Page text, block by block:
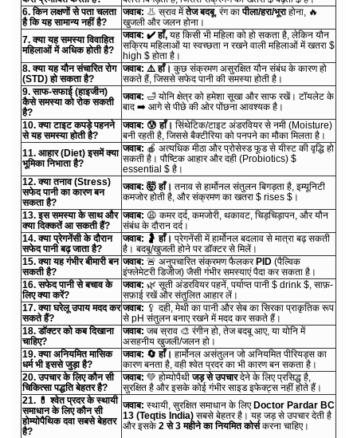
6. किन लक्षणों से पता चलता
है कि यह सामान्य नहीं है?
जवाब: 👃 स्राव मेंतेज बदबू, रंग कापीला/हरा/भूराहोना, 🔥
खुजली और जलन होना।
7. क्या यह समस्या विवाहित
महिलाओं में अधिक होती है?
जवाब: ✔️ हाँ, यह किसी भी महिला को हो सकता है, लेकिन यौन
सक्रिय महिलाओं या स्वच्छता न रखने वाली महिलाओं में खतरा $
high $ होता है।
8. क्या यह यौन संचारित रोग
(STD) हो सकता है?
जवाब: ⚠️ हाँ। कुछ संक्रमण असुरक्षित यौन संबंध के कारण हो
सकते हैं, जिससे सफेद पानी की समस्या होती है।
9. साफ-सफाई (हाइजीन)
कैसे समस्या को रोक सकती
है?
जवाब: 🛁 योनि क्षेत्र को हमेशा सूखा और साफ रखें। टॉयलेट के
बाद ➡️ आगे से पीछे की ओर पोंछना आवश्यक है।
10. क्या टाइट कपड़े पहनने
से यह समस्या होती है?
जवाब: 😰 हाँ। सिंथेटिक/टाइट अंडरवियर से नमी (Moisture)
बनी रहती है, जिससे बैक्टीरिया को पनपने का मौका मिलता है।
11. आहार (Diet) इसमें क्या
भूमिका निभाता है?
जवाब: 🍎 अत्यधिक मीठा और प्रोसेस्ड फूड से यीस्ट की वृद्धि हो
सकती है। पौष्टिक आहार और दही (Probiotics) $
essential $ है।
12. क्या तनाव (Stress)
सफेद पानी का कारण बन
सकता है?
जवाब: 🤯 हाँ। तनाव से हार्मोनल संतुलन बिगड़ता है, इम्यूनिटी
कमजोर होती है, और संक्रमण का खतरा $ rises $।
13. इस समस्या के साथ और
क्या दिक्कतें आ सकती हैं?
जवाब: 😩 कमर दर्द, कमजोरी, थकावट, चिड़चिड़ापन, और यौन
संबंध के दौरान दर्द।
14. क्या प्रेगनेंसी के दौरान
सफेद पानी बढ़ जाता है?
जवाब: 🤰 हाँ। प्रेगनेंसी में हार्मोनल बदलाव से मात्रा बढ़ सकती
है। बदबू/खुजली होने पर डॉक्टर से मिलें।
15. क्या यह गंभीर बीमारी बन
सकती है?
जवाब: 🚨 अनुपचारित संक्रमण फैलकरPID (पैल्विक
इंफ्लेमेटरी डिजीज) जैसी गंभीर समस्याएं पैदा कर सकता है।
16. सफेद पानी से बचाव के
लिए क्या करें?
जवाब: 🌿 सूती अंडरवियर पहनें, पर्याप्त पानी $ drink $, साफ़-
सफ़ाई रखें और संतुलित आहार लें।
17. क्या घरेलू उपाय मदद कर
सकते हैं?
जवाब: 🥄 दही, मेथी का पानी और सेब का सिरका प्राकृतिक रूप
से pH संतुलन बनाए रखने में मदद कर सकते हैं।
18. डॉक्टर को कब दिखाना
चाहिए?
जवाब: जब स्राव 🎨 रंगीन हो, तेज बदबू आए, या योनि में
असहनीय खुजली/जलन हो।
19. क्या अनियमित मासिक
धर्म भी इससे जुड़ा है?
जवाब: 🔄 हाँ। हार्मोनल असंतुलन जो अनियमित पीरियड्स का
कारण बनता है, वही श्वेत प्रदर का भी कारण बन सकता है।
20. उपचार के लिए कौन सी
चिकित्सा पद्धति बेहतर है?
जवाब: 💚 होम्योपैथीजड़ से उपचारदेने के लिए प्रसिद्ध है,
सुरक्षित है और इसके कोई गंभीर साइड इफेक्ट्स नहीं होते हैं।
21. 💊 श्वेत प्रदर के स्थायी
समाधान के लिए कौन सी
होम्योपैथिक दवा सबसे बेहतर
है?
जवाब: स्थायी, सुरक्षित समाधान के लिएDoctor Pardar BC
13 (Teqtis India) सबसे बेहतर है। यह जड़ से उपचार देती है
और इसके 2 से 3 महीने का नियमित कोर्सकरना चाहिए।